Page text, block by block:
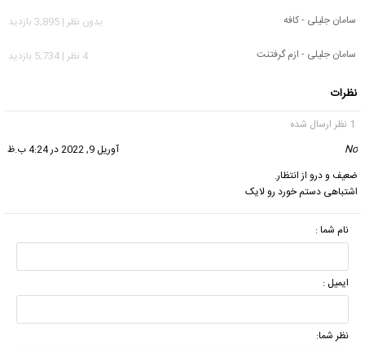
سامان جلیلی - کافه
بدون نظر | 3,895 بازدید
سامان جلیلی - ازم گرفتنت
4 نظر | 5,734 بازدید
نظرات
1 نظر ارسال شده
No
آوریل 9, 2022 در 4:24 ب.ظ
ضعیف و درو از انتظار.
اشتباهی دستم خورد رو لایک
نام شما :
ایمیل :
نظر شما: